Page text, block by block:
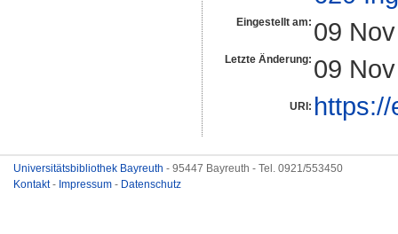
Eingestellt am: 09
Letzte Änderung: 09
URI:
Universitätsbibliothek Bayreuth - 95447 Bayreuth - Tel. 0921/553450
Kontakt- Impressum - Datenschutz